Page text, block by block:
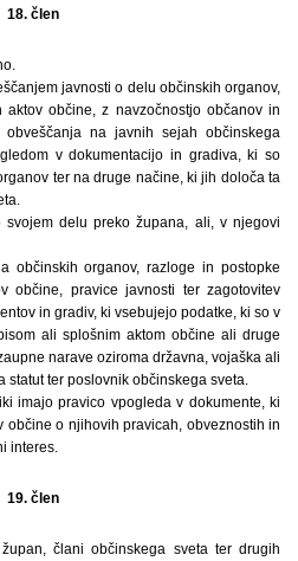
18. člen
javnosti o delu občinskih organov,
občine, z navzočnostjo občanov in
obveščanja na javnih sejah občinskega
v dokumentacijo in gradiva, ki so
ter na druge načine, ki jih določa ta
svojem delu preko župana, ali, v njegovi
občinskih organov, razloge in postopke
občine, pravice javnosti ter zagotovitev
in gradiv, ki vsebujejo podatke, ki so v
ali splošnim aktom občine ali druge
narave oziroma državna, vojaška ali
ter poslovnik občinskega sveta.
imajo pravico vpogleda v dokumente, ki
o njihovih pravicah, obveznostih in
interes.
19. člen
člani občinskega sveta ter drugih